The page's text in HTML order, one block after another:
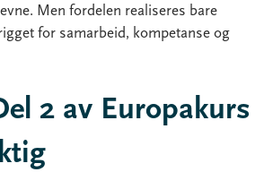
Men fordelen realiseres bare
for samarbeid, kompetanse og
2 av Europakurs